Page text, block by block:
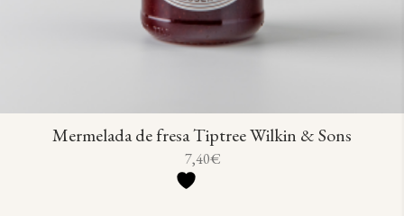
Mermelada de fresa Tiptree Wilkin & Sons
7,40€